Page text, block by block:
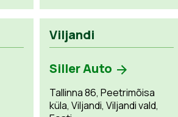
Viljandi
Siller Auto
Tallinna 86, Peetrimõisa
küla, Viljandi, Viljandi vald,